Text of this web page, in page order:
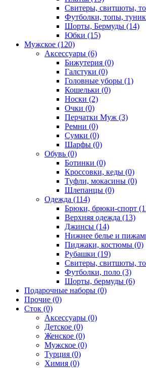
Свитеры, свитшоты,
Футболки, топы,
Шорты, Бермуды (14)
Юбки (15)
Мужское (120)
Аксессуары (6)
Бижутерия (0)
Галстуки (0)
Головные уборы (1)
Кошельки (0)
Носки (2)
Очки (0)
Перчатки Муж (3)
Ремни (0)
Сумки (0)
Шарфы (0)
Обувь (0)
Ботинки (0)
Кроссовки, кеды (0)
Туфли, мокасины (0)
Шлепанцы (0)
Одежда (114)
Брюки, брюки-спорт
Верхняя одежда (13)
Джинсы (14)
Нижнее белье и
Пиджаки, костюмы (0)
Рубашки (19)
Свитеры, свитшоты,
Футболки, поло (3)
Шорты, бермуды (6)
Подарочные наборы (0)
Прочие (0)
Сток (0)
Аксессуары (0)
Детское (0)
Женское (0)
Мужское (0)
Турция (0)
Химия (0)